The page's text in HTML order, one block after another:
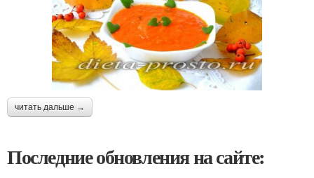
читать дальше →
Последние обновления на сайте: